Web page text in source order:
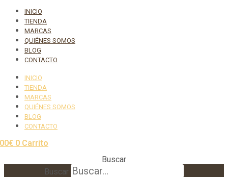
INICIO
TIENDA
MARCAS
QUIÉNES SOMOS
BLOG
CONTACTO
INICIO
TIENDA
MARCAS
QUIÉNES SOMOS
BLOG
CONTACTO
€ 0 Carrito
Buscar
Buscar